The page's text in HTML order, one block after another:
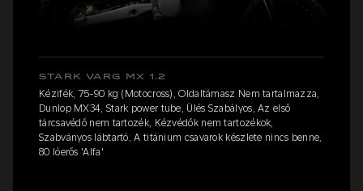
STARK VARG MX 1.2
Kézifék, 75-90 kg (Motocross), Oldaltámasz Nem tartalmazza,
Dunlop MX34, Stark power tube, Ülés Szabályos, Az első
tárcsavédő nem tartozék, Kézvédők nem tartozékok,
Szabványos lábtartó, A titánium csavarok készlete nincs benne,
80 lóerős 'Alfa'